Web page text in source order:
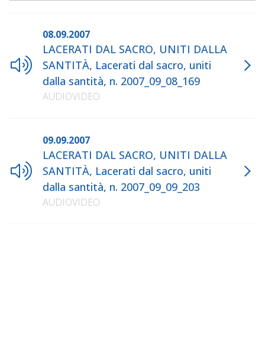
08.09.2007
LACERATI DAL SACRO, UNITI DALLA
SANTITÀ, Lacerati dal sacro, uniti
dalla santità, n. 2007_09_08_169
AUDIOVIDEO
09.09.2007
LACERATI DAL SACRO, UNITI DALLA
SANTITÀ, Lacerati dal sacro, uniti
dalla santità, n. 2007_09_09_203
AUDIOVIDEO